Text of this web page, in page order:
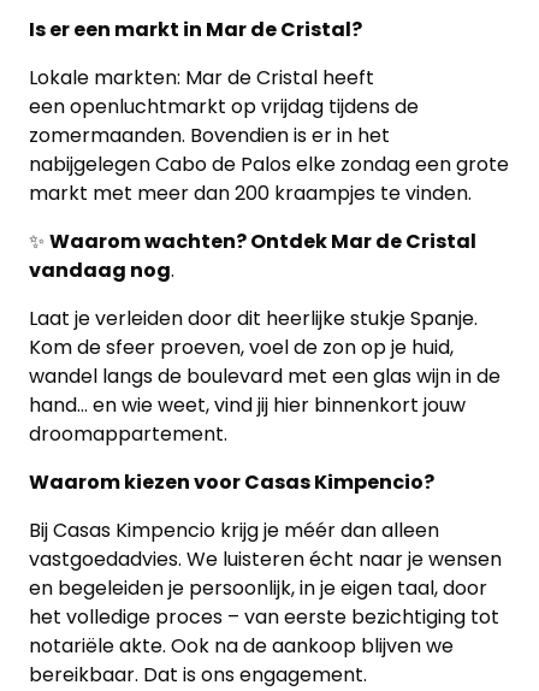
Is er een markt in Mar de Cristal?
Lokale markten: Mar de Cristal heeft
een openluchtmarkt op vrijdag tijdens de
zomermaanden. Bovendien is er in het
nabijgelegen Cabo de Palos elke zondag een grote
markt met meer dan 200 kraampjes te vinden.
✨ Waarom wachten? Ontdek Mar de Cristal
vandaag nog.
Laat je verleiden door dit heerlijke stukje Spanje.
Kom de sfeer proeven, voel de zon op je huid,
wandel langs de boulevard met een glas wijn in de
hand… en wie weet, vind jij hier binnenkort jouw
droomappartement.
Waarom kiezen voor Casas Kimpencio?
Bij Casas Kimpencio krijg je méér dan alleen
vastgoedadvies. We luisteren écht naar je wensen
en begeleiden je persoonlijk, in je eigen taal, door
het volledige proces – van eerste bezichtiging tot
notariële akte. Ook na de aankoop blijven we
bereikbaar. Dat is ons engagement.